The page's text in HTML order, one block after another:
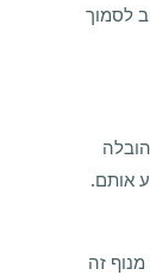
לסמוך
אותם.
זה